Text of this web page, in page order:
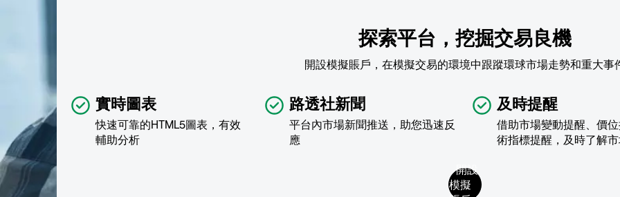
探索平台，挖掘交易良機
開設模擬賬戶，在模擬交易的環境中跟蹤環球市場走勢和重大事
實時圖表
快速可靠的HTML5圖表，有效
輔助分析
路透社新聞
平台內市場新聞推送，助您迅速反
應
及時提醒
借助市場變動提醒、價
術指標提醒，及時了解